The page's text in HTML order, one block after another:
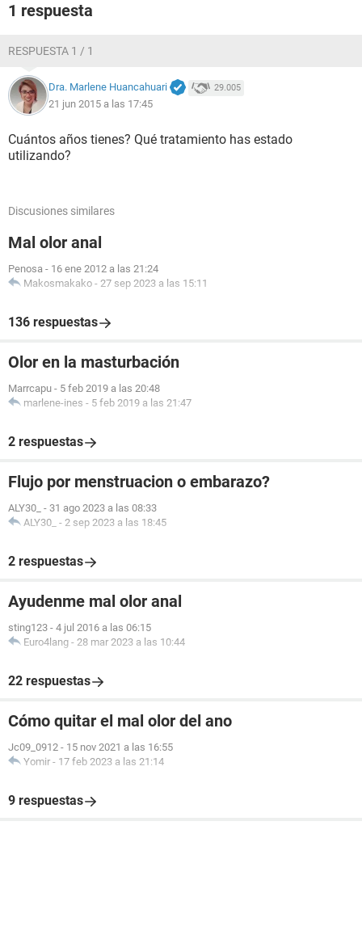
1 respuesta
RESPUESTA 1 / 1
Dra. Marlene Huancahuari 29.005
21 jun 2015 a las 17:45
Cuántos años tienes? Qué tratamiento has estado
utilizando?
Discusiones similares
Mal olor anal
Penosa - 16 ene 2012 a las 21:24
Makosmakako - 27 sep 2023 a las 15:11
136 respuestas
Olor en la masturbación
Marrcapu - 5 feb 2019 a las 20:48
marlene-ines - 5 feb 2019 a las 21:47
2 respuestas
Flujo por menstruacion o embarazo?
ALY30_ - 31 ago 2023 a las 08:33
ALY30_ - 2 sep 2023 a las 18:45
2 respuestas
Ayudenme mal olor anal
sting123 - 4 jul 2016 a las 06:15
Euro4lang - 28 mar 2023 a las 10:44
22 respuestas
Cómo quitar el mal olor del ano
Jc09_0912 - 15 nov 2021 a las 16:55
Yomir - 17 feb 2023 a las 21:14
9 respuestas